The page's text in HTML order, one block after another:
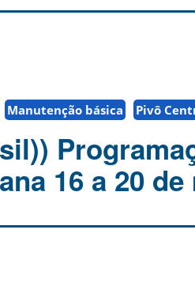
Manutenção básica Pivô
16 a 20 de